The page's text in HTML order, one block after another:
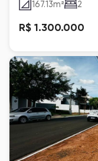
167.13m² 2
R$ 1.300.000